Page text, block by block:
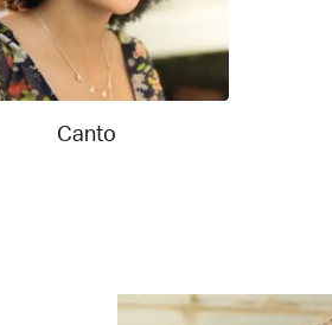
Canto